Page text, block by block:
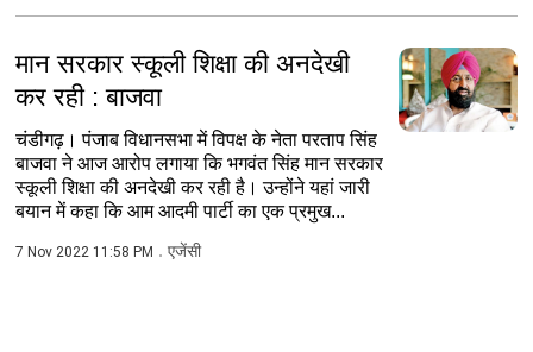
मान सरकार स्कूली शिक्षा की अनदेखी
कर रही : बाजवा
चंडीगढ़। पंजाब विधानसभा में विपक्ष के नेता परताप सिंह
बाजवा ने आज आरोप लगाया कि भगवंत सिंह मान सरकार
स्कूली शिक्षा की अनदेखी कर रही है। उन्होंने यहां जारी
बयान में कहा कि आम आदमी पार्टी का एक प्रमुख...
7 Nov 2022 11:58 PM एजेंसी